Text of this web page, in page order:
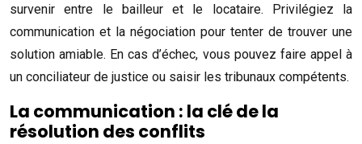
survenir entre le bailleur et le locataire. Privilégiez la
communication et la négociation pour tenter de trouver une
solution amiable. En cas d’échec, vous pouvez faire appel à
un conciliateur de justice ou saisir les tribunaux compétents.
La communication : la clé de la
résolution des conflits